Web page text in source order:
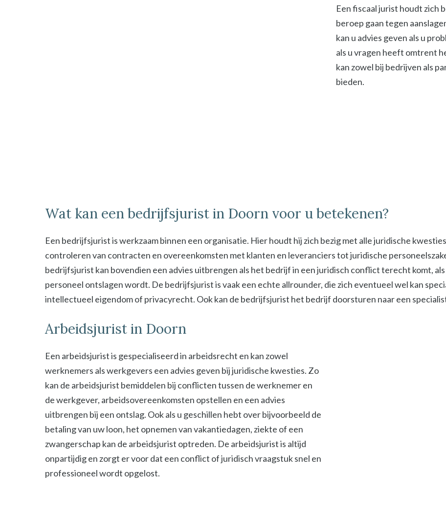
Een fiscaal jurist houdt zich
beroep gaan tegen
kan u advies geven als u
als u vragen heeft omtrent
kan zowel bij bedrijven als
bieden.
Wat kan een bedrijfsjurist in Doorn voor u betekenen?
Een bedrijfsjurist is werkzaam binnen een organisatie. Hier houdt hij zich bezig met alle juridische
controleren van contracten en overeenkomsten met klanten en leveranciers tot juridische
bedrijfsjurist kan bovendien een advies uitbrengen als het bedrijf in een juridisch conflict terecht komt,
personeel ontslagen wordt. De bedrijfsjurist is vaak een echte allrounder, die zich eventueel wel kan
intellectueel eigendom of privacyrecht. Ook kan de bedrijfsjurist het bedrijf doorsturen naar een
Arbeidsjurist in Doorn
Een arbeidsjurist is gespecialiseerd in arbeidsrecht en kan zowel
werknemers als werkgevers een advies geven bij juridische kwesties. Zo
kan de arbeidsjurist bemiddelen bij conflicten tussen de werknemer en
de werkgever, arbeidsovereenkomsten opstellen en een advies
uitbrengen bij een ontslag. Ook als u geschillen hebt over bijvoorbeeld de
betaling van uw loon, het opnemen van vakantiedagen, ziekte of een
zwangerschap kan de arbeidsjurist optreden. De arbeidsjurist is altijd
onpartijdig en zorgt er voor dat een conflict of juridisch vraagstuk snel en
professioneel wordt opgelost.